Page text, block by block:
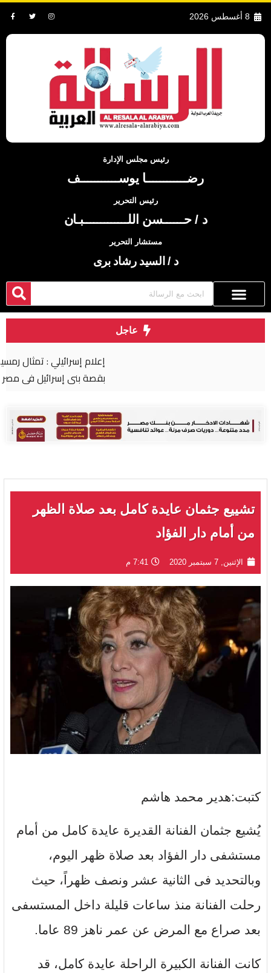
8 أغسطس 2026
رئيس مجلس الإدارة
رضــــــــــــا يوســـــــــــف
رئيس التحرير
د / حــــــسن اللـــــــــــــبـان
مستشار التحرير
د / السيد رشاد برى
عاجل
إعلام إسرائيلي : تمثال رمسيس الثاني تربطه علاقة
تشييع جثمان عايدة كامل بعد صلاة الظهر
من أمام دار الفؤاد
الإثنين, 7 سبتمبر 2020 7:41 م
كتبت:هدير محمد هاشم
يُشيع جثمان الفنانة القديرة عايدة كامل من أمام
مستشفى دار الفؤاد بعد صلاة ظهر اليوم،
وبالتحديد فى الثانية عشر ونصف ظهراً، حيث
رحلت الفنانة منذ ساعات قليلة داخل المستسفى
بعد صراع مع المرض عن عمر ناهز 89 عاما.
كانت الفنانة الكبيرة الراحلة عايدة كامل، قد